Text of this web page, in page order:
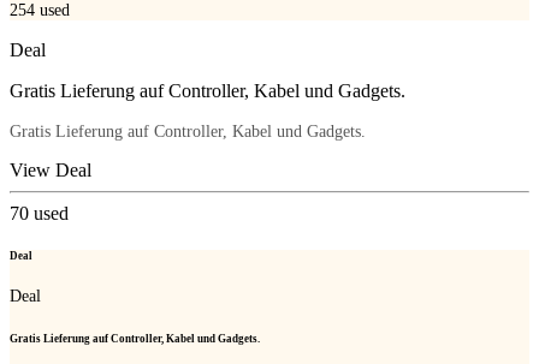
254 used
Deal
Gratis Lieferung auf Controller, Kabel und Gadgets.
Gratis Lieferung auf Controller, Kabel und Gadgets.
View Deal
70 used
Deal
Deal
Gratis Lieferung auf Controller, Kabel und Gadgets.